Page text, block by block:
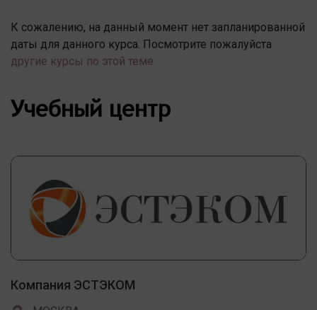
К сожалению, на данный момент нет запланированной
даты для данного курса. Посмотрите пожалуйста
другие курсы по этой теме
Учебный центр
Компания ЭСТЭКОМ